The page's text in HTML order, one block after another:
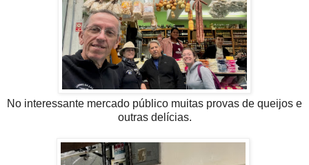
No interessante mercado público muitas provas de queijos e
outras delícias.